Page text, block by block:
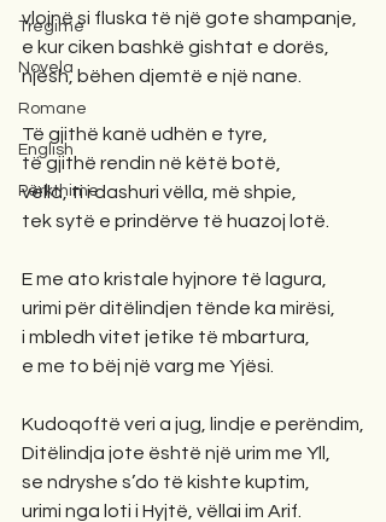
Tregime
Novela
Romane
English
Përkthime
vlojnë si fluska të një gote shampanje,
e kur ciken bashkë gishtat e dorës,
njësh, bëhen djemtë e një nane.
Të gjithë kanë udhën e tyre,
të gjithë rendin në këtë botë,
vëlla, ti i dashuri vëlla, më shpie,
tek sytë e prindërve të huazoj lotë.
E me ato kristale hyjnore të lagura,
urimi për ditëlindjen tënde ka mirësi,
i mbledh vitet jetike të mbartura,
e me to bëj një varg me Yjësi.
Kudoqoftë veri a jug, lindje e perëndim,
Ditëlindja jote është një urim me Yll,
se ndryshe s’do të kishte kuptim,
urimi nga loti i Hyjtë, vëllai im Arif.